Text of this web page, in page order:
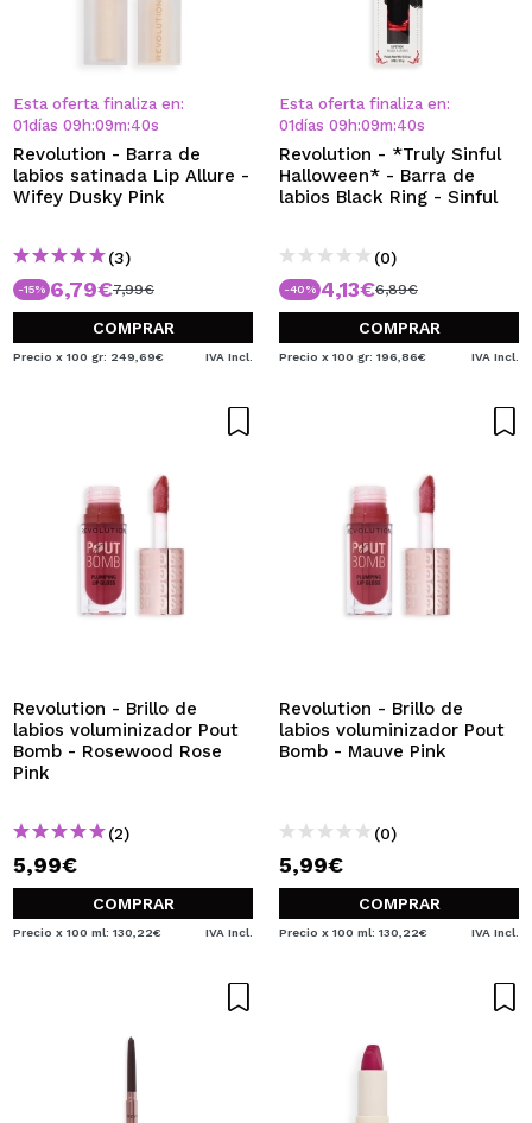
Esta oferta finaliza en:
01días 09 h:09m:40s
Revolution - Barra de
labios satinada Lip Allure -
Wifey Dusky Pink
(3)
-15% 6,79€7,99€
COMPRAR
Precio x 100 gr: 249,69€ IVA Incl.
Esta oferta finaliza en:
01días 09 h:09m:40s
Revolution - *Truly Sinful
Halloween* - Barra de
labios Black Ring - Sinful
(0)
-40% 4,13€6,89€
COMPRAR
Precio x 100 gr: 196,86€ IVA Incl.
Revolution - Brillo de
labios voluminizador Pout
Bomb - Rosewood Rose
Pink
(2)
5,99€
COMPRAR
Precio x 100 ml: 130,22€ IVA Incl.
Revolution - Brillo de
labios voluminizador Pout
Bomb - Mauve Pink
(0)
5,99€
COMPRAR
Precio x 100 ml: 130,22€ IVA Incl.